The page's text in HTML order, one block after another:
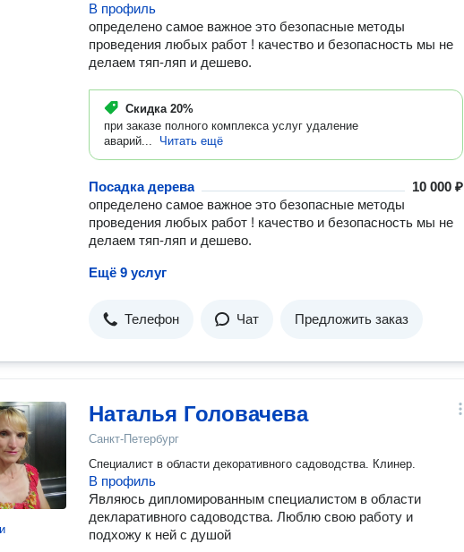
часа
В профиль
определено самое важное это безопасные методы
проведения любых работ ! качество и безопасность мы не
делаем тяп-ляп и дешево.
Скидка 20%
при заказе полного комплекса услуг удаление
аварий...
Читать ещё
Посадка дерева
10 000 ₽
определено самое важное это безопасные методы
проведения любых работ ! качество и безопасность мы не
делаем тяп-ляп и дешево.
Ещё 9 услуг
Телефон Чат Предложить заказ
Наталья Головачева
Санкт-Петербург
Специалист в области декоративного садоводства. Клинер.
В профиль
Являюсь дипломированным специалистом в области
декларативного садоводства. Люблю свою работу и
подхожу к ней с душой